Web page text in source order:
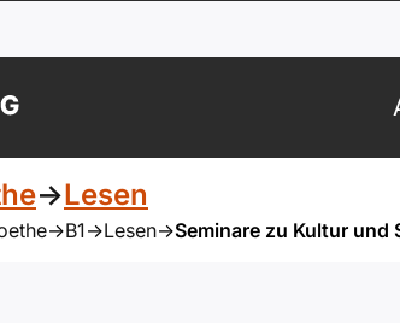
->Lesen
->B1->Lesen->Seminare zu Kultur und